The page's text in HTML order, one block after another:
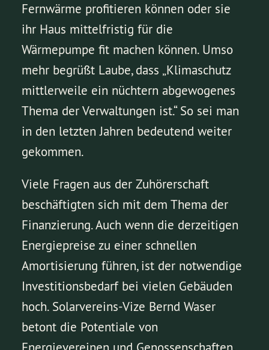
Fernwärme profitieren können oder sie
ihr Haus mittelfristig für die
Wärmepumpe fit machen können. Umso
mehr begrüßt Laube, dass „Klimaschutz
mittlerweile ein nüchtern abgewogenes
Thema der Verwaltungen ist.“ So sei man
in den letzten Jahren bedeutend weiter
gekommen.
Viele Fragen aus der Zuhörerschaft
beschäftigten sich mit dem Thema der
Finanzierung. Auch wenn die derzeitigen
Energiepreise zu einer schnellen
Amortisierung führen, ist der notwendige
Investitionsbedarf bei vielen Gebäuden
hoch. Solarvereins-Vize Bernd Waser
betont die Potentiale von